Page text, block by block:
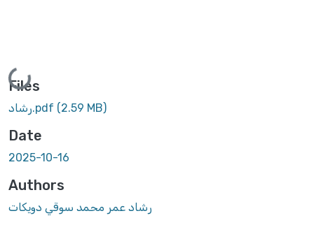
Loading...
Files
رشاد.pdf (2.59 MB)
Date
2025-10-16
Authors
رشاد عمر محمد سوقي دويكات